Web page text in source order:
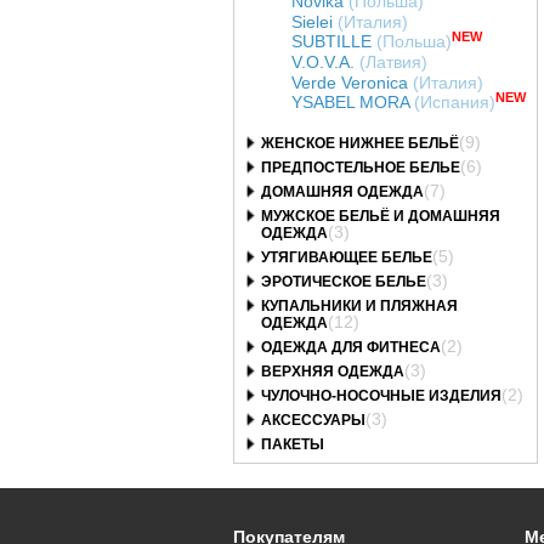
Sielei (Италия)
SUBTILLE (Польша)NEW
V.O.V.A. (Латвия)
Verde Veronica (Италия)
YSABEL MORA(Испания) NEW
ЖЕНСКОЕ НИЖНЕЕ БЕЛЬЁ(9)
ПРЕДПОСТЕЛЬНОЕ БЕЛЬЕ(6)
ДОМАШНЯЯ ОДЕЖДА(7)
МУЖСКОЕ БЕЛЬЁ И ДОМАШНЯЯ
ОДЕЖДА(3)
УТЯГИВАЮЩЕЕ БЕЛЬЕ(5)
ЭРОТИЧЕСКОЕ БЕЛЬЕ(3)
КУПАЛЬНИКИ И ПЛЯЖНАЯ
ОДЕЖДА(12)
ОДЕЖДА ДЛЯ ФИТНЕСА(2)
ВЕРХНЯЯ ОДЕЖДА(3)
ЧУЛОЧНО-НОСОЧНЫЕ ИЗДЕЛИЯ (2)
АКСЕССУАРЫ (3)
ПАКЕТЫ
Покупателям